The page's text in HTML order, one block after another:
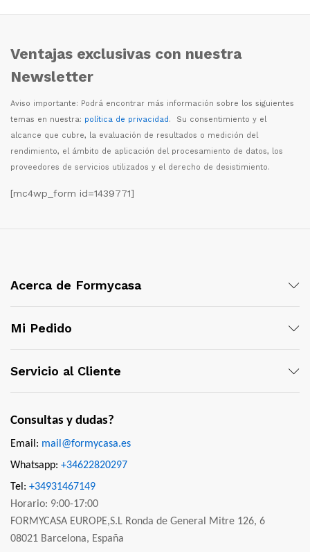
Ventajas exclusivas con nuestra
Newsletter
Aviso importante: Podrá encontrar más información sobre los siguientes
temas en nuestra: política de privacidad. Su consentimiento y el
alcance que cubre, la evaluación de resultados o medición del
rendimiento, el ámbito de aplicación del procesamiento de datos, los
proveedores de servicios utilizados y el derecho de desistimiento.
[mc4wp_form id=1439771]
Acerca de Formycasa
Mi Pedido
Servicio al Cliente
Consultas y dudas?
Email: mail@formycasa.es
Whatsapp: +34622820297
Tel: +34931467149
Horario: 9:00-17:00
FORMYCASA EUROPE,S.L Ronda de General Mitre 126, 6
08021 Barcelona, España